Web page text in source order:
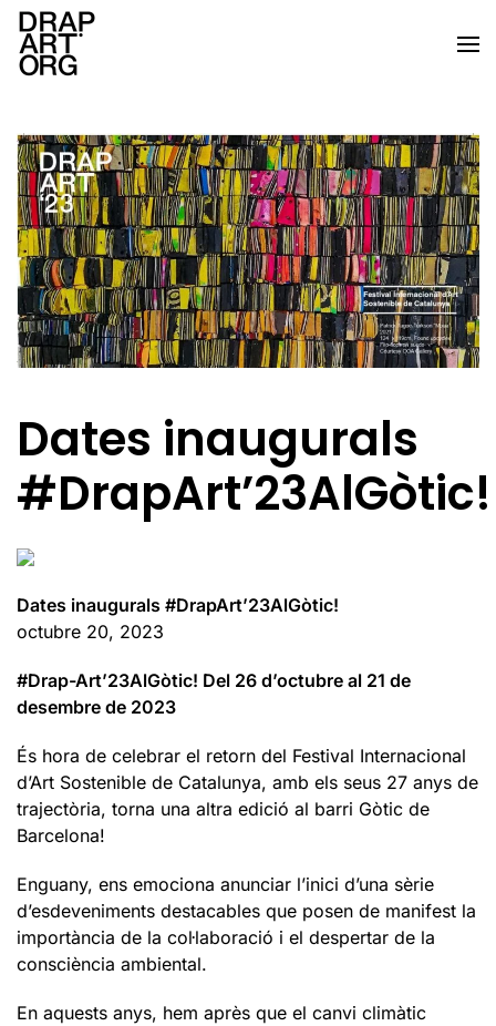
Skip to main content
Dates inaugurals
#DrapArt’23AlGòtic!
Dates inaugurals #DrapArt’23AlGòtic!
octubre 20, 2023
#Drap-Art’23AlGòtic! Del 26 d’octubre al 21 de
desembre de 2023
És hora de celebrar el retorn del Festival Internacional
d’Art Sostenible de Catalunya, amb els seus 27 anys de
trajectòria, torna una altra edició al barri Gòtic de
Barcelona!
Enguany, ens emociona anunciar l’inici d’una sèrie
d’esdeveniments destacables que posen de manifest la
importància de la col·laboració i el despertar de la
consciència ambiental.
En aquests anys, hem après que el canvi climàtic